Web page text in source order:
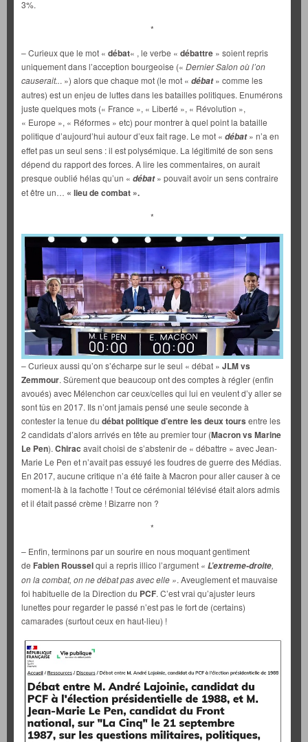
3%.
*
– Curieux que le mot « débat« , le verbe « débattre » soient repris
uniquement dans l’acception bourgeoise (« Dernier Salon où l’on
causerait... ») alors que chaque mot (le mot « débat» comme les
autres) est un enjeu de luttes dans les batailles politiques. Enumérons
juste quelques mots (« France », « Liberté », « Révolution »,
« Europe », « Réformes » etc) pour montrer à quel point la bataille
politique d’aujourd’hui autour d’eux fait rage. Le mot « débat» n’a en
effet pas un seul sens : il est polysémique. La légitimité de son sens
dépend du rapport des forces. A lire les commentaires, on aurait
presque oublié hélas qu’un « débat» pouvait avoir un sens contraire
et être un… « lieu de combat ».
*
– Curieux aussi qu’on s’écharpe sur le seul « débat » JLM vs
Zemmour. Sûrement que beaucoup ont des comptes à régler (enfin
avoués) avec Mélenchon car ceux/celles qui lui en veulent d’y aller se
sont tûs en 2017. Ils n’ont jamais pensé une seule seconde à
contester la tenue du débat politique d’entre les deux tours entre les
2 candidats d’alors arrivés en tête au premier tour (Macron vs Marine
Le Pen). Chirac avait choisi de s’abstenir de « débattre » avec Jean-
Marie Le Pen et n’avait pas essuyé les foudres de guerre des Médias.
En 2017, aucune critique n’a été faite à Macron pour aller causer à ce
moment-là à la fachotte ! Tout ce cérémonial télévisé était alors admis
et il était passé crème ! Bizarre non ?
*
– Enfin, terminons par un sourire en nous moquant gentiment
de Fabien Rousselqui a repris illico l’argument « L’extreme-droite,
on la combat, on ne débat pas avec elle ». Aveuglement et mauvaise
foi habituelle de la Direction du PCF. C’est vrai qu’ajuster leurs
lunettes pour regarder le passé n’est pas le fort de (certains)
camarades (surtout ceux en haut-lieu) !